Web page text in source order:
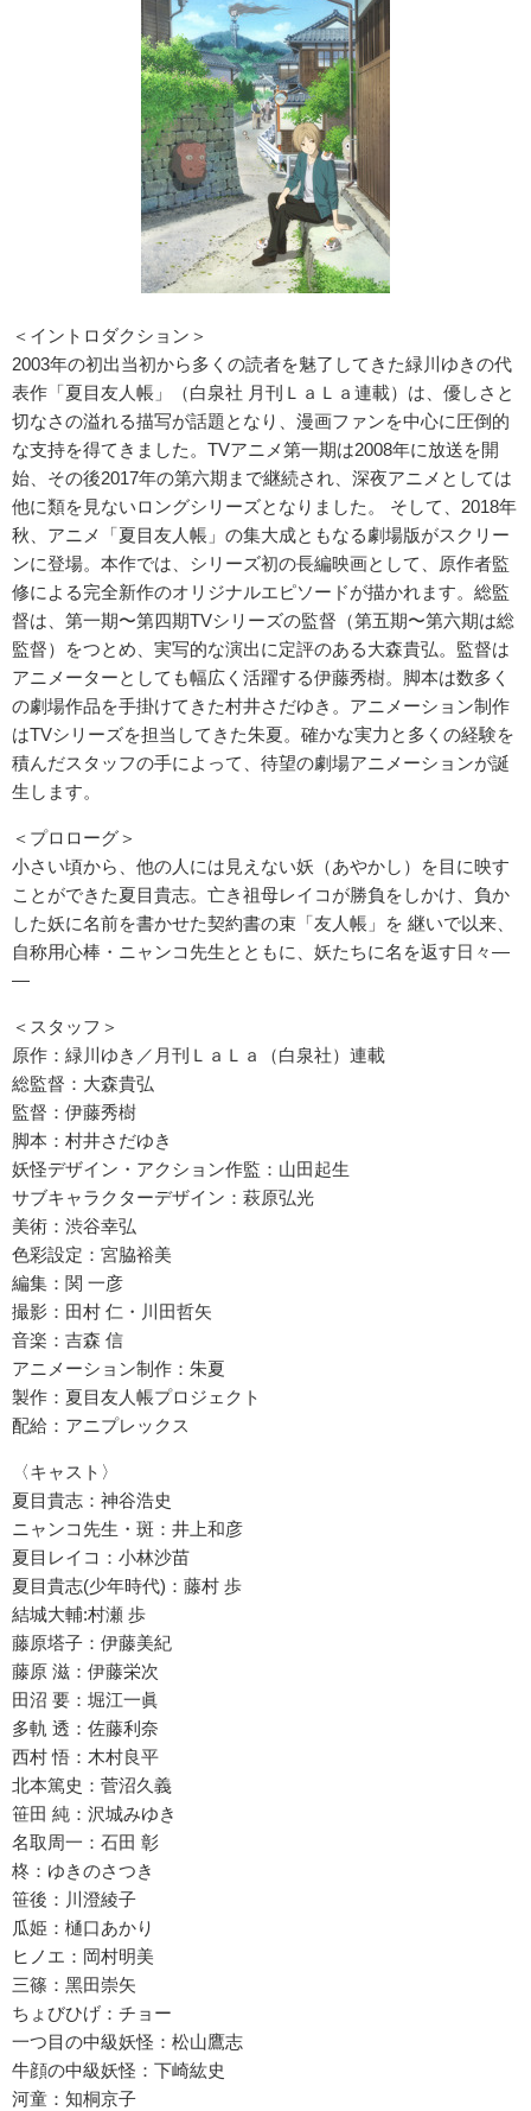
＜イントロダクション＞
2003年の初出当初から多くの読者を魅了してきた緑川ゆきの代
表作「夏⽬友⼈帳」（⽩泉社 ⽉刊ＬａＬａ連載）は、優しさと
切なさの溢れる描写が話題となり、漫画ファンを中⼼に圧倒的
な⽀持を得てきました。TVアニメ第⼀期は2008年に放送を開
始、その後2017年の第六期まで継続され、深夜アニメとしては
他に類を⾒ないロングシリーズとなりました。 そして、2018年
秋、アニメ「夏⽬友⼈帳」の集⼤成ともなる劇場版がスクリー
ンに登場。本作では、シリーズ初の⻑編映画として、原作者監
修による完全新作のオリジナルエピソードが描かれます。総監
督は、第⼀期〜第四期TVシリーズの監督（第五期〜第六期は総
監督）をつとめ、実写的な演出に定評のある⼤森貴弘。監督は
アニメーターとしても幅広く活躍する伊藤秀樹。脚本は数多く
の劇場作品を⼿掛けてきた村井さだゆき。アニメーション制作
はTVシリーズを担当してきた朱夏。確かな実⼒と多くの経験を
積んだスタッフの⼿によって、待望の劇場アニメーションが誕
⽣します。
＜プロローグ＞
⼩さい頃から、他の⼈には⾒えない妖（あやかし）を⽬に映す
ことができた夏⽬貴志。亡き祖⺟レイコが勝負をしかけ、負か
した妖に名前を書かせた契約書の束「友⼈帳」を 継いで以来、
⾃称⽤⼼棒・ニャンコ先⽣とともに、妖たちに名を返す⽇々―
―
＜スタッフ＞
原作：緑川ゆき／⽉刊ＬａＬａ（⽩泉社）連載
総監督：⼤森貴弘
監督：伊藤秀樹
脚本：村井さだゆき
妖怪デザイン・アクション作監：⼭⽥起⽣
サブキャラクターデザイン：萩原弘光
美術：渋⾕幸弘
⾊彩設定：宮脇裕美
編集：関 ⼀彦
撮影：⽥村 仁・川⽥哲⽮
⾳楽：吉森 信
アニメーション制作：朱夏
製作：夏⽬友⼈帳プロジェクト
配給：アニプレックス
〈キャスト〉
夏⽬貴志：神⾕浩史
ニャンコ先⽣・斑：井上和彦
夏⽬レイコ：⼩林沙苗
夏⽬貴志(少年時代)：藤村 歩
結城大輔:村瀬 歩
藤原塔⼦：伊藤美紀
藤原 滋：伊藤栄次
⽥沼 要：堀江⼀眞
多軌 透：佐藤利奈
⻄村 悟：⽊村良平
北本篤史：菅沼久義
笹⽥ 純：沢城みゆき
名取周⼀：⽯⽥ 彰
柊：ゆきのさつき
笹後：川澄綾⼦
⽠姫：樋⼝あかり
ヒノエ：岡村明美
三篠：⿊⽥崇⽮
ちょびひげ：チョー
⼀つ⽬の中級妖怪：松⼭鷹志
⽜顔の中級妖怪：下崎紘史
河童：知桐京⼦